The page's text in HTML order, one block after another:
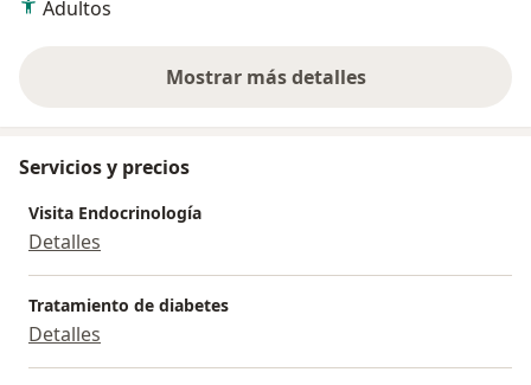
Adultos
Mostrar más detalles
sobre la experiencia
Servicios y precios
Visita Endocrinología
Detalles
Tratamiento de diabetes
Detalles